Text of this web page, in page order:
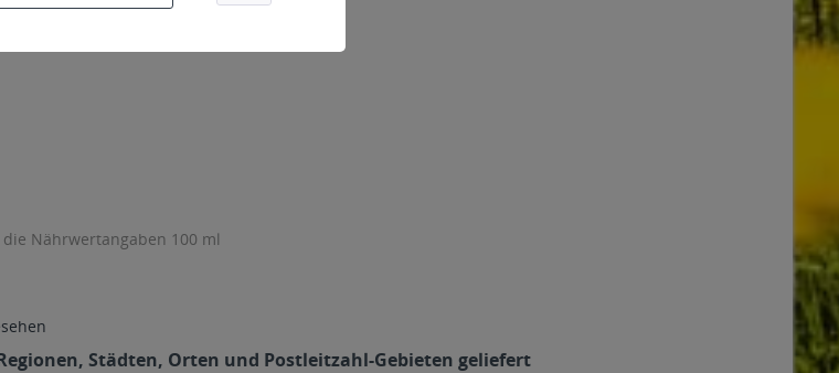
Nährwertangaben 100 ml
Städten, Orten und Postleitzahl-Gebieten geliefert